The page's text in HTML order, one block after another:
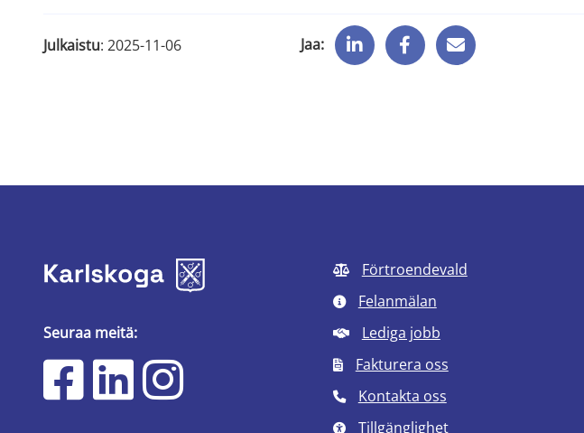
Julkaistu: 2025-11-06 Jaa:
Seuraa meitä:
Förtroendevald
Felanmälan
Lediga jobb
Fakturera oss
Kontakta oss
Tillgänglighet